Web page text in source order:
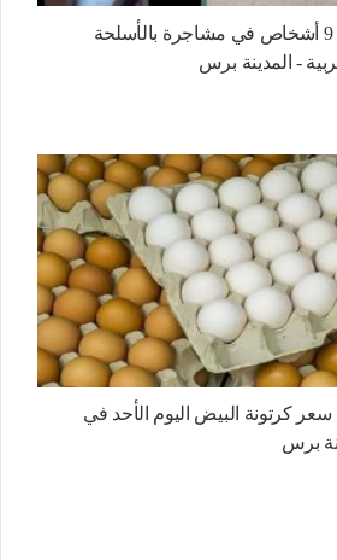
خلاف الميراث أشعلها، 9 أشخاص في مشاجرة بالأسلحة
- المدينة برس
سعر كرتونة البيض اليوم الأحد في
برس